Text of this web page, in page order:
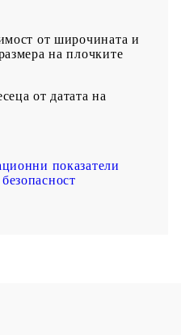
от широчината и
на плочките
от датата на
показатели